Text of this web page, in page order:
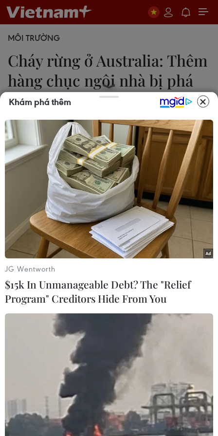
MÔI TRƯỜNG
Cháy rừng ở Australia: Thêm
hàng chục ngôi nhà bị phá
hủy
Nguyễn Minh
13/11/2019 01:41
Thủ hiến bang New South Wales Gladys Berejiklian
tuyên bố những cá nhân cố tình đốt lửa trong ngày
12/11 sẽ bị xử lý nghiêm khắc theo pháp luật và có
thể phải chịu mức phạt tù trên 10 năm tù.
Ngọn lửa thiêu hủy một vạt rừng cây bụi ở Port Macquarie,
bang New South Wales, Australia ngày 11/11/2019. (Nguồn:
THX/TTXVN)
Sáng 13/11, nhà chức trách bang New South
Wales, Australia, cho biết ít nhất 50 ngôi nhà đã
bị hư hại hoặc bị phá hủy trong các vụ cháy
Khám phá thêm
JG Wentworth
$15k In Unmanageable Debt? The "Relief
Program" Creditors Hide From You